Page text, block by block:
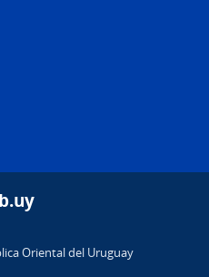
Oriental del Uruguay